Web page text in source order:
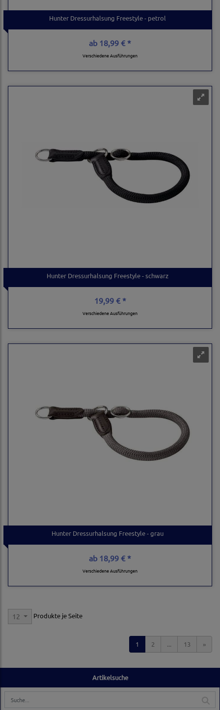
Artikelsuche
Hunter Dressurhalsung Freestyle - petrol
ab 18,99 € *
Verschiedene Ausführungen
Hunter Dressurhalsung Freestyle - schwarz
19,99 € *
Verschiedene Ausführungen
Hunter Dressurhalsung Freestyle - grau
ab 18,99 € *
Verschiedene Ausführungen
12 Produkte je Seite
1 2 ... 13 »